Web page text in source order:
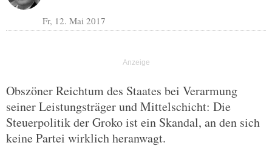
Fr, 12. Mai 2017
Obszöner Reichtum des Staates bei Verarmung
seiner Leistungsträger und Mittelschicht: Die
Steuerpolitik der Groko ist ein Skandal, an den sich
keine Partei wirklich heranwagt.